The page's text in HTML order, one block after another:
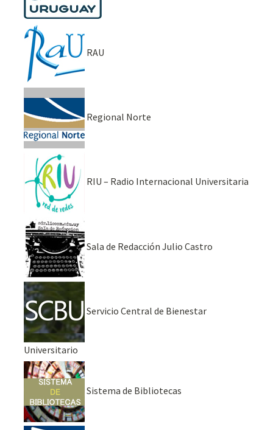
RAU
Regional Norte
RIU – Radio Internacional Universitaria
Sala de Redacción Julio Castro
Servicio Central de Bienestar
Universitario
Sistema de Bibliotecas